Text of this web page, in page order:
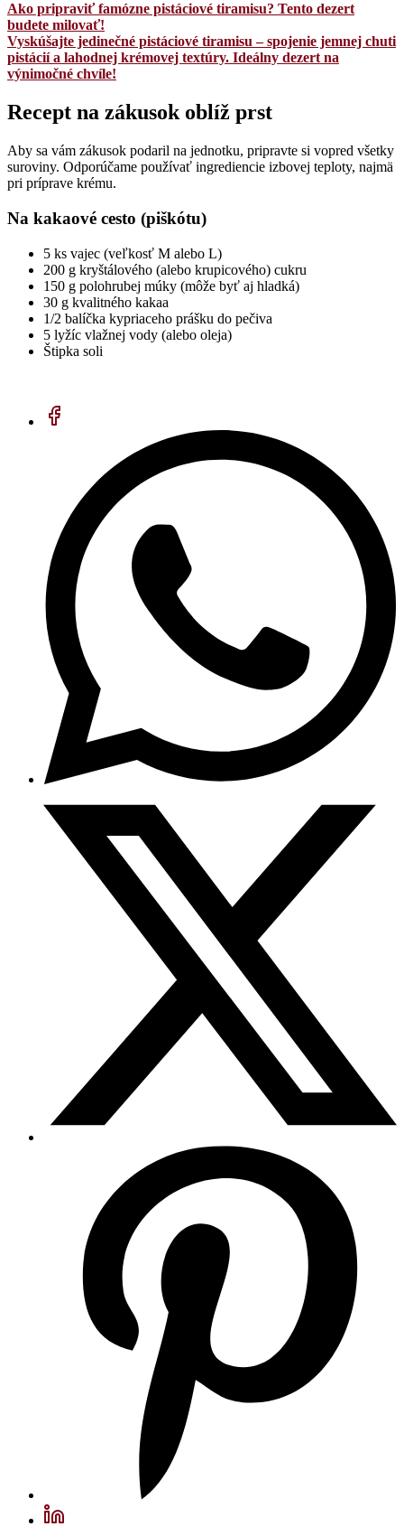
Ako pripraviť famózne pistáciové tiramisu? Tento dezert
budete milovať!
Vyskúšajte jedinečné pistáciové tiramisu – spojenie jemnej chuti
pistácií a lahodnej krémovej textúry. Ideálny dezert na
výnimočné chvíle!
Recept na zákusok oblíž prst
Aby sa vám zákusok podaril na jednotku, pripravte si vopred všetky
suroviny. Odporúčame používať ingrediencie izbovej teploty, najmä
pri príprave krému.
Na kakaové cesto (piškótu)
5 ks vajec (veľkosť M alebo L)
200 g kryštálového (alebo krupicového) cukru
150 g polohrubej múky (môže byť aj hladká)
30 g kvalitného kakaa
1/2 balíčka kypriaceho prášku do pečiva
5 lyžíc vlažnej vody (alebo oleja)
Štipka soli